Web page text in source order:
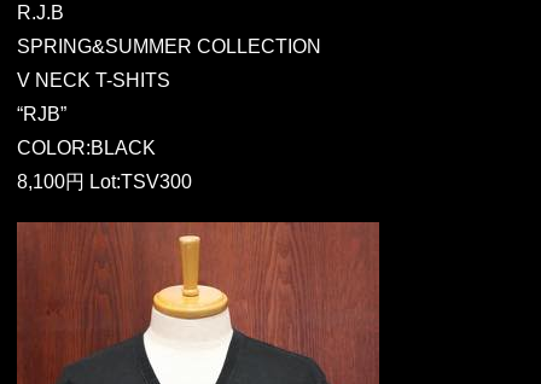
R.J.B
SPRING&SUMMER COLLECTION
V NECK T-SHITS
“RJB”
COLOR:BLACK
8,100円 Lot:TSV300